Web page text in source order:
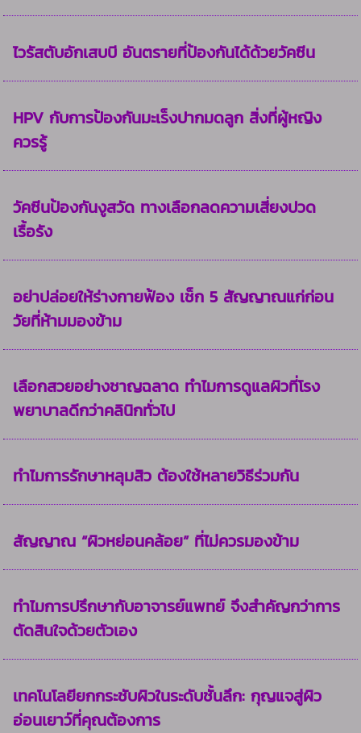
ไวรัสตับอักเสบบี อันตรายที่ป้องกันได้ด้วยวัคซีน
HPV กับการป้องกันมะเร็งปากมดลูก สิ่งที่ผู้หญิง
ควรรู้
วัคซีนป้องกันงูสวัด ทางเลือกลดความเสี่ยงปวด
เรื้อรัง
อย่าปล่อยให้ร่างกายฟ้อง เช็ก 5 สัญญาณแก่ก่อน
วัยที่ห้ามมองข้าม
เลือกสวยอย่างชาญฉลาด ทำไมการดูแลผิวที่โรง
พยาบาลดีกว่าคลินิกทั่วไป
ทำไมการรักษาหลุมสิว ต้องใช้หลายวิธีร่วมกัน
สัญญาณ “ผิวหย่อนคล้อย” ที่ไม่ควรมองข้าม
ทำไมการปรึกษากับอาจารย์แพทย์ จึงสำคัญกว่าการ
ตัดสินใจด้วยตัวเอง
เทคโนโลยียกกระชับผิวในระดับชั้นลึก: กุญแจสู่ผิว
อ่อนเยาว์ที่คุณต้องการ